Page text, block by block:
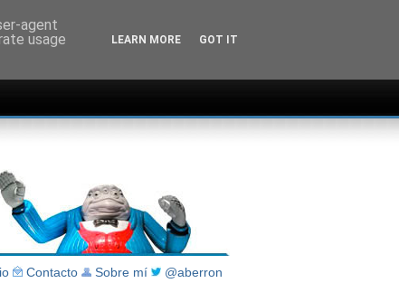
Contacto Sobre mí @aberron
agent
usage
LEARN MORE GOT IT